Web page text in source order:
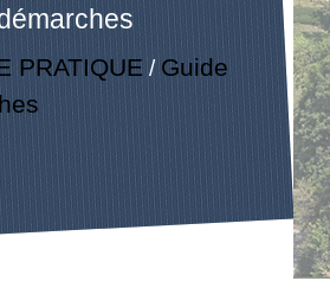
PRATIQUE / Guide